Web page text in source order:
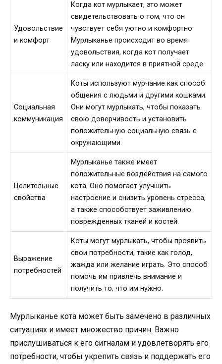
Удовольствие
и комфорт
Когда кот мурлыкает, это может
свидетельствовать о том, что он
чувствует себя уютно и комфортно.
Мурлыканье происходит во время
удовольствия, когда кот получает
ласку или находится в приятной среде.
Социальная
коммуникация
Коты используют мурчание как способ
общения с людьми и другими кошками.
Они могут мурлыкать, чтобы показать
свою доверчивость и установить
положительную социальную связь с
окружающими.
Целительные
свойства
Мурлыканье также имеет
положительные воздействия на самого
кота. Оно помогает улучшить
настроение и снизить уровень стресса,
а также способствует заживлению
поврежденных тканей и костей.
Выражение
потребностей
Коты могут мурлыкать, чтобы проявить
свои потребности, такие как голод,
жажда или желание играть. Это способ
помочь им привлечь внимание и
получить то, что им нужно.
Мурлыканье кота может быть замечено в различных
ситуациях и имеет множество причин. Важно
прислушиваться к его сигналам и удовлетворять его
потребности, чтобы укрепить связь и поддержать его